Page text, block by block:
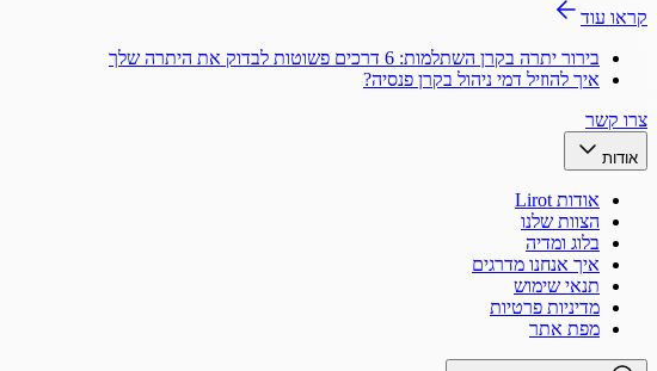
קראו עוד
בירור יתרה בקרן השתלמות: 6 דרכים פשוטות לבדוק את היתרה שלך
איך להוזיל דמי ניהול בקרן פנסיה?
צרו קשר
אודות
אודות Lirot
הצוות שלנו
בלוג ומדיה
איך אנחנו מדרגים
תנאי שימוש
מדיניות פרטיות
מפת אתר